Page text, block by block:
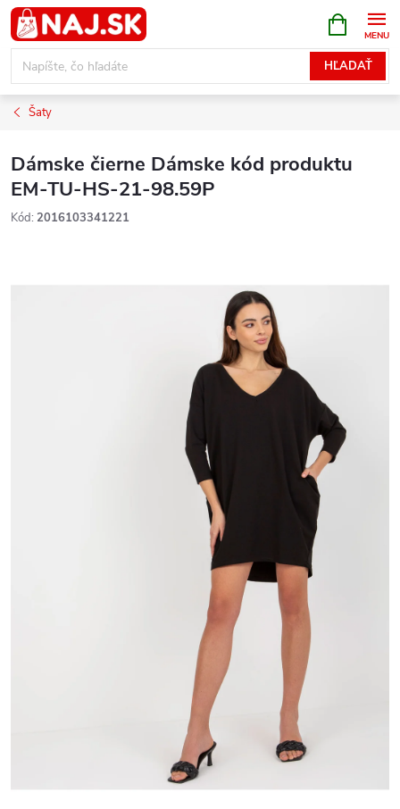
Prejsť
na
obsah
HĽADAŤ
KOŠÍK
Šaty
Dámske čierne Dámske kód produktu
EM-TU-HS-21-98.59P
Kód: 2016103341221